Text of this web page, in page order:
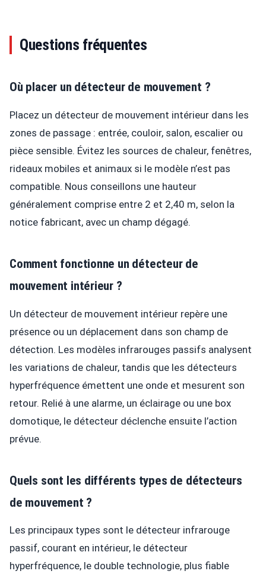
Questions fréquentes
Où placer un détecteur de mouvement ?
Placez un détecteur de mouvement intérieur dans les
zones de passage : entrée, couloir, salon, escalier ou
pièce sensible. Évitez les sources de chaleur, fenêtres,
rideaux mobiles et animaux si le modèle n’est pas
compatible. Nous conseillons une hauteur
généralement comprise entre 2 et 2,40 m, selon la
notice fabricant, avec un champ dégagé.
Comment fonctionne un détecteur de
mouvement intérieur ?
Un détecteur de mouvement intérieur repère une
présence ou un déplacement dans son champ de
détection. Les modèles infrarouges passifs analysent
les variations de chaleur, tandis que les détecteurs
hyperfréquence émettent une onde et mesurent son
retour. Relié à une alarme, un éclairage ou une box
domotique, le détecteur déclenche ensuite l’action
prévue.
Quels sont les différents types de détecteurs
de mouvement ?
Les principaux types sont le détecteur infrarouge
passif, courant en intérieur, le détecteur
hyperfréquence, le double technologie, plus fiable